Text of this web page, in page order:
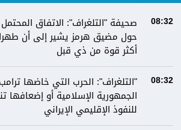
08:32
صحيفة "التلغراف": الاتفاق
حول مضيق هرمز يشير إلى أن
أكثر قوة من ذي قبل
08:32
"التلغراف": الحرب التي خاضها
الجمهورية الإسلامية أو
للنفوذ الإقليمي الإيراني